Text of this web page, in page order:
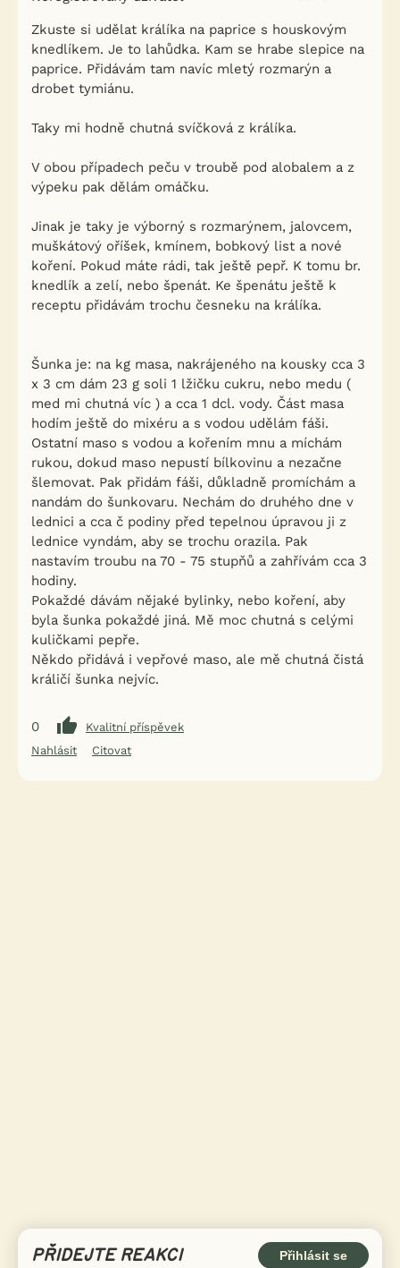
Zkuste si udělat králíka na paprice s houskovým
knedlíkem. Je to lahůdka. Kam se hrabe slepice na
paprice. Přidávám tam navíc mletý rozmarýn a
drobet tymiánu.
Taky mi hodně chutná svíčková z králíka.
V obou případech peču v troubě pod alobalem a z
výpeku pak dělám omáčku.
Jinak je taky je výborný s rozmarýnem, jalovcem,
muškátový oříšek, kmínem, bobkový list a nové
koření. Pokud máte rádi, tak ještě pepř. K tomu br.
knedlík a zelí, nebo špenát. Ke špenátu ještě k
receptu přidávám trochu česneku na králíka.
Šunka je: na kg masa, nakrájeného na kousky cca 3
x 3 cm dám 23 g soli 1 lžičku cukru, nebo medu (
med mi chutná víc ) a cca 1 dcl. vody. Část masa
hodím ještě do mixéru a s vodou udělám fáši.
Ostatní maso s vodou a kořením mnu a míchám
rukou, dokud maso nepustí bílkovinu a nezačne
šlemovat. Pak přidám fáši, důkladně promíchám a
nandám do šunkovaru. Nechám do druhého dne v
lednici a cca č podiny před tepelnou úpravou ji z
lednice vyndám, aby se trochu orazila. Pak
nastavím troubu na 70 - 75 stupňů a zahřívám cca 3
hodiny.
Pokaždé dávám nějaké bylinky, nebo koření, aby
byla šunka pokaždé jiná. Mě moc chutná s celými
kuličkami pepře.
Někdo přidává i vepřové maso, ale mě chutná čistá
králičí šunka nejvíc.
0
Kvalitní příspěvek
Nahlásit
Citovat
PŘIDEJTE REAKCI Přihlásit se